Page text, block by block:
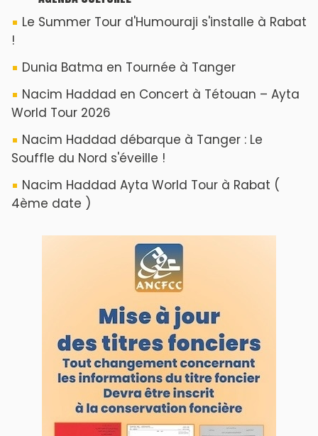
ABOUT US
A propos de L'ODJ
VOS CONTRIBUTIONS
Proposer votre article
LODJ VIDÉO
L'ODJ LIVE TV